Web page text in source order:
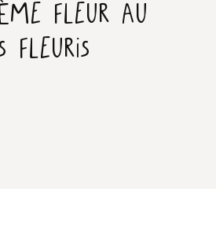
fleur au
fleuris